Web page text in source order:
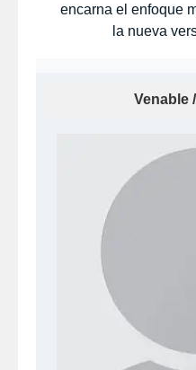
encarna el enfoque
la nueva
Venable